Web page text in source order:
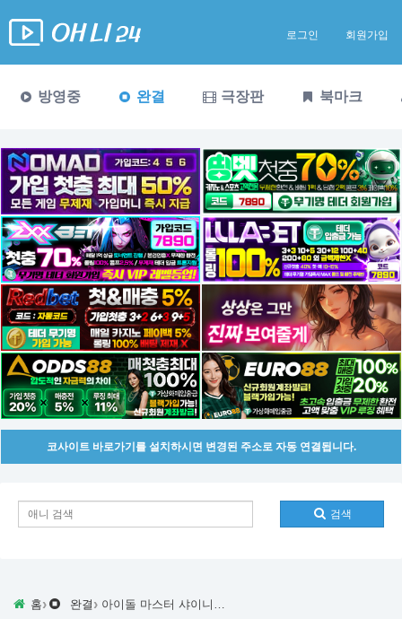
로그인 회원가입
방영중 완결 극장판 북마크
코사이트 바로가기를 설치하시면 변경된 주소로 자동 연결됩니다.
검색
홈› 완결 › 아이돌 마스터 샤이니 컬러즈 2nd season